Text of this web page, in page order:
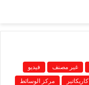
غير مصنف
فيديو
كاريكاتير
مركز الوسائط